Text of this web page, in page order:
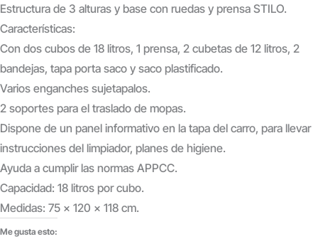
Estructura de 3 alturas y base con ruedas y prensa STILO.
Características:
Con dos cubos de 18 litros, 1 prensa, 2 cubetas de 12 litros, 2
bandejas, tapa porta saco y saco plastificado.
Varios enganches sujetapalos.
2 soportes para el traslado de mopas.
Dispone de un panel informativo en la tapa del carro, para llevar
instrucciones del limpiador, planes de higiene.
Ayuda a cumplir las normas APPCC.
Capacidad: 18 litros por cubo.
Medidas: 75 x 120 x 118 cm.
Me gusta esto: